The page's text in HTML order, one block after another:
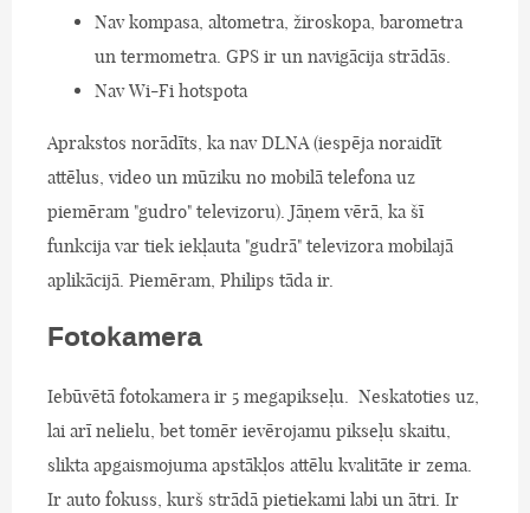
Nav kompasa, altometra, žiroskopa, barometra
un termometra. GPS ir un navigācija strādās.
Nav Wi-Fi hotspota
Aprakstos norādīts, ka nav DLNA (iespēja noraidīt
attēlus, video un mūziku no mobilā telefona uz
piemēram "gudro" televizoru). Jāņem vērā, ka šī
funkcija var tiek iekļauta "gudrā" televizora mobilajā
aplikācijā. Piemēram, Philips tāda ir.
Fotokamera
Iebūvētā fotokamera ir 5 megapikseļu. Neskatoties uz,
lai arī nelielu, bet tomēr ievērojamu pikseļu skaitu,
slikta apgaismojuma apstākļos attēlu kvalitāte ir zema.
Ir auto fokuss, kurš strādā pietiekami labi un ātri. Ir